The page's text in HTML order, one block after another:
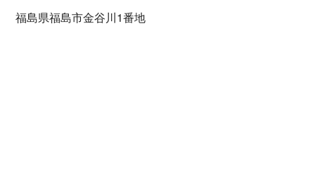
福島県福島市金谷川1番地